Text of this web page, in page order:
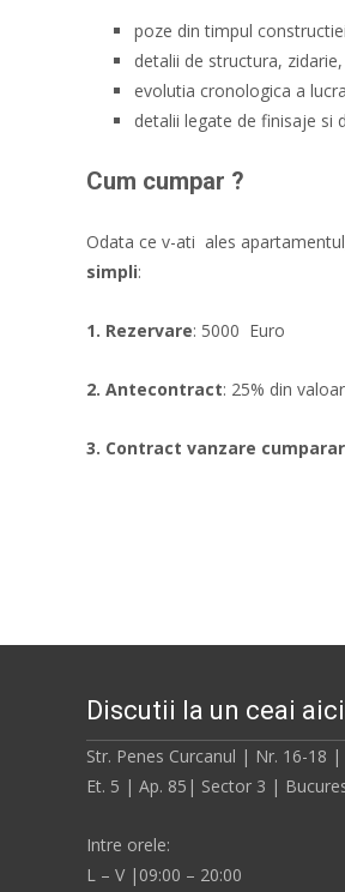
poze din timpul constructiei
detalii de structura,
evolutia cronologica a
detalii legate de finisaje si
Cum cumpar ?
Odata ce v-ati ales
simpli:
1. Rezervare: 5000 Euro
2. Antecontract: 25% din
3. Contract vanzare
Discutii la un ceai
Str. Penes Curcanul | Nr. 16-18 |
Et. 5 | Ap. 85| Sector 3 |
Intre orele:
L – V |09:00 – 20:00